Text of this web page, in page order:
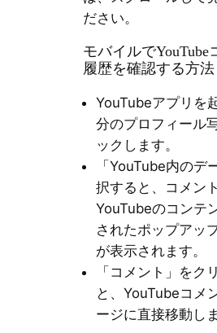
ださい。
モバイルでYouTube
履歴を確認する方法
YouTubeアプリを
分のプロフィール
ックします。
「YouTube内のデ
択すると、コメン
YouTubeのコンテ
されたポップアッ
が表示されます。
「コメント」をク
と、YouTubeコメ
ージに直接移動しま